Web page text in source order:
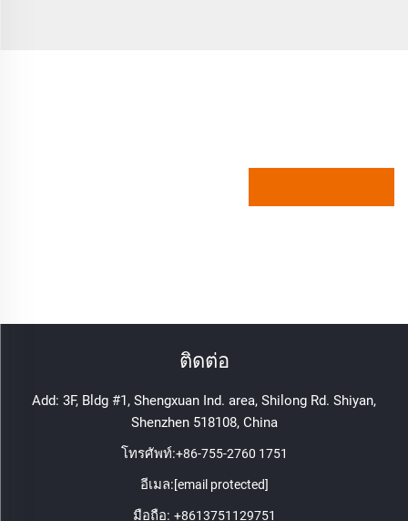
ติดต่อ
Add: 3F, Bldg #1, Shengxuan Ind. area, Shilong Rd. Shiyan,
Shenzhen 518108, China
โทรศัพท์:+86-755-2760 1751
อีเมล:[email protected]
มือถือ: +8613751129751